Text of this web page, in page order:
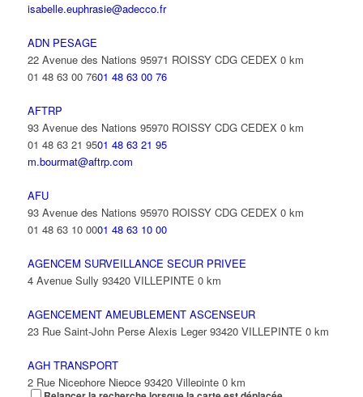
isabelle.euphrasie@adecco.fr
ADN PESAGE
22 Avenue des Nations 95971 ROISSY CDG CEDEX 0 km
01 48 63 00 7601 48 63 00 76
AFTRP
93 Avenue des Nations 95970 ROISSY CDG CEDEX 0 km
01 48 63 21 9501 48 63 21 95
m.bourmat@aftrp.com
AFU
93 Avenue des Nations 95970 ROISSY CDG CEDEX 0 km
01 48 63 10 0001 48 63 10 00
AGENCEM SURVEILLANCE SECUR PRIVEE
4 Avenue Sully 93420 VILLEPINTE 0 km
AGENCEMENT AMEUBLEMENT ASCENSEUR
23 Rue Saint-John Perse Alexis Leger 93420 VILLEPINTE 0 km
AGH TRANSPORT
2 Rue Nicephore Niepce 93420 Villepinte 0 km